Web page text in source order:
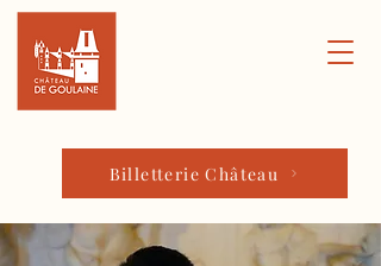
Billetterie Château